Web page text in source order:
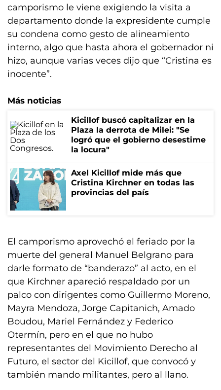
camporismo le viene exigiendo la visita a
departamento donde la expresidente cumple
su condena como gesto de alineamiento
interno, algo que hasta ahora el gobernador ni
hizo, aunque varias veces dijo que “Cristina es
inocente”.
Más noticias
Kicillof buscó capitalizar en la
Plaza la derrota de Milei: "Se
logró que el gobierno desestime
la locura"
Axel Kicillof mide más que
Cristina Kirchner en todas las
provincias del país
El camporismo aprovechó el feriado por la
muerte del general Manuel Belgrano para
darle formato de “banderazo” al acto, en el
que Kirchner apareció respaldado por un
palco con dirigentes como Guillermo Moreno,
Mayra Mendoza, Jorge Capitanich, Amado
Boudou, Mariel Fernández y Federico
Otermín, pero en el que no hubo
representantes del Movimiento Derecho al
Futuro, el sector del Kicillof, que convocó y
también mando militantes, pero al llano.